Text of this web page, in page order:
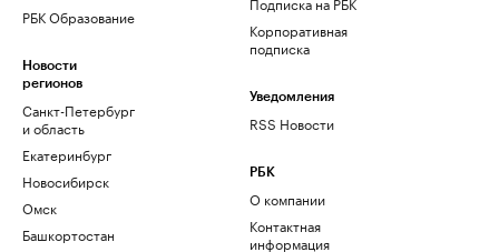
РБК Образование
Новости
регионов
Санкт-Петербург
и область
Екатеринбург
Новосибирск
Омск
Башкортостан
Корпоративная
подписка
Уведомления
RSS Новости
РБК
О компании
Контактная
информация